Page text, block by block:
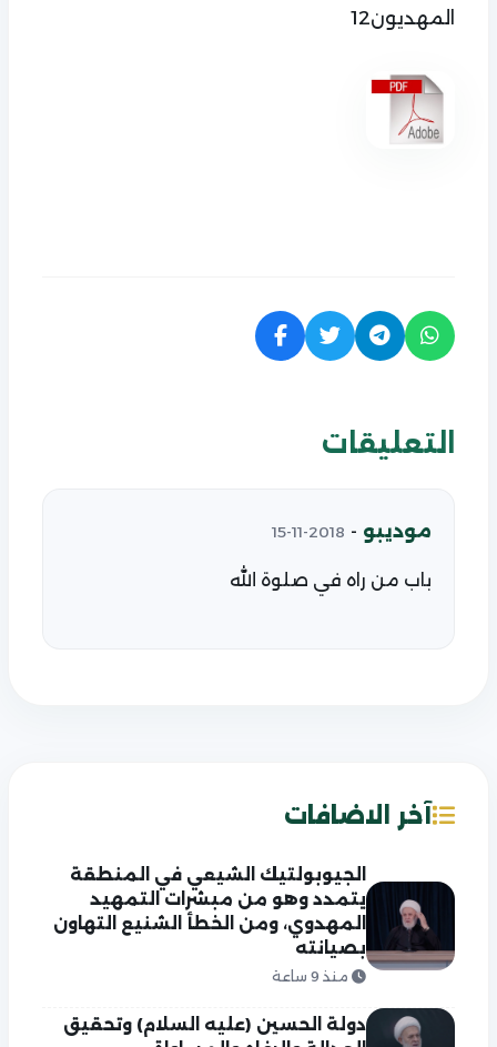
المهديون12
التعليقات
موديبو -
2018-11-15
باب من راه في صلوة الله
آخر الاضافات
الجيوبولتيك الشيعي في المنطقة
يتمدد وهو من مبشرات التمهيد
المهدوي، ومن الخطأ الشنيع التهاون
بصيانته
منذ 9 ساعة
دولة الحسين (عليه السلام) وتحقيق